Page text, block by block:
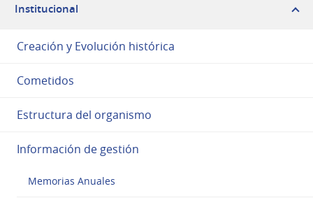
Institucional
Creación y Evolución histórica
Cometidos
Estructura del organismo
Información de gestión
Memorias Anuales